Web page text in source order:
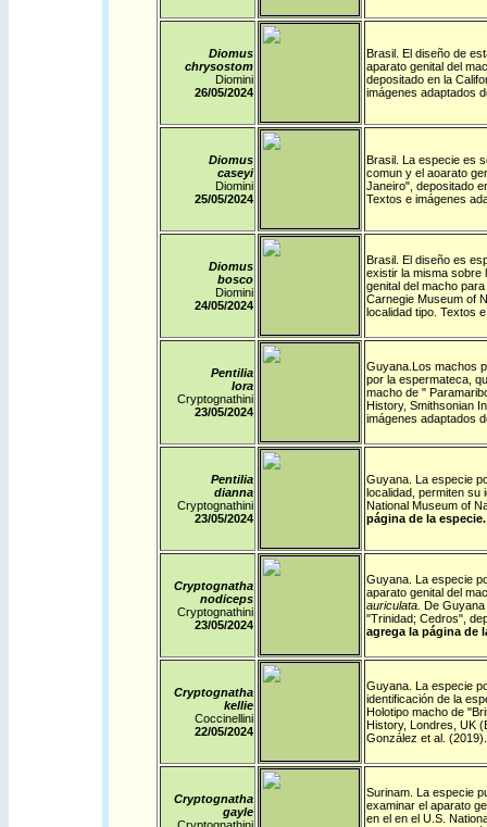
Diomus
chrysostom
Diomini
26/05/2024
Brasil. El diseño de
aparato genital del
depositado en la
imágenes adaptados
Diomus
caseyi
Diomini
25/05/2024
Brasil. La especie es
comun y el aoarato
Janeiro", depositado
Textos e imágenes
Diomus
bosco
Diomini
24/05/2024
Brasil. El diseño es
existir la misma sobre
genital del macho
Carnegie Museum of
localidad tipo. Textos
Pentilia
lora
Cryptognathini
23/05/2024
Guyana. Los machos
por la espermateca,
macho de "
History, Smithsonian
imágenes adaptados
Pentilia
dianna
Cryptognathini
23/05/2024
Guyana. La especie
localidad, permiten su
National Museum of
página de la especie.
Cryptognatha
nodiceps
Cryptognathini
23/05/2024
Guyana. La especie
aparato genital del
auriculata. De Guyana
"Trinidad; Cedros",
agrega la página de
Cryptognatha
kellie
Coccinellini
22/05/2024
Guyana. La especie
identificación de la
Holotipo macho de
History, Londres, UK
González et al.
Cryptognatha
gayle
Surinam. La especie
examinar el aparato
en el en el U.S.